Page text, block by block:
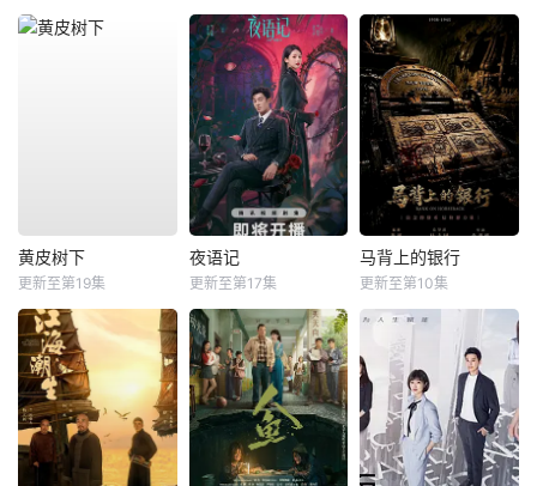
黄皮树下
更新至第19集
夜语记
更新至第17集
马背上的银行
更新至第10集